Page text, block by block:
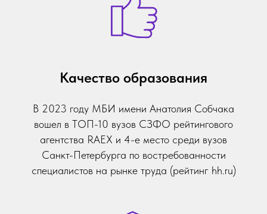
Качество образования
В 2023 году МБИ имени Анатолия Собчака
вошел в ТОП-10 вузов СЗФО рейтингового
агентства RAEX и 4-е место среди вузов
Санкт-Петербурга по востребованности
специалистов на рынке труда (рейтинг hh.ru)